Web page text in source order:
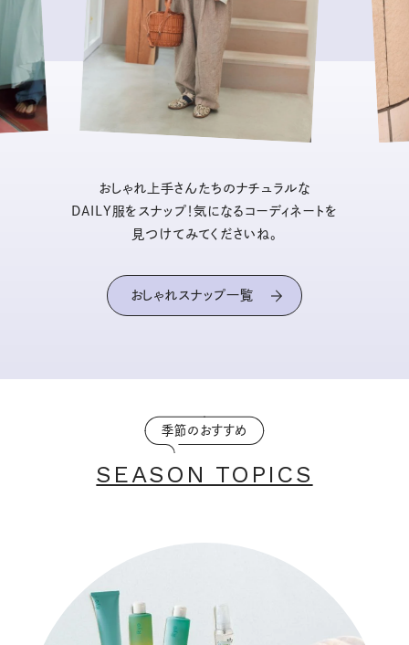
おしゃれ上手さんたちのナチュラルな
DAILY服をスナップ！気になるコーディネートを
見つけてみてくださいね。
おしゃれスナップ一覧
季節のおすすめ
SEASON TOPICS